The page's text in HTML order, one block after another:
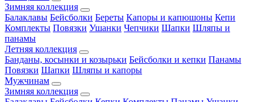
Зимняя коллекция
Балаклавы Бейсболки Береты Капоры и капюшоны Кепи
Комплекты Повязки Ушанки Чепчики Шапки Шляпы и
панамы
Летняя коллекция
Банданы, косынки и козырьки Бейсболки и кепки Панамы
Повязки Шапки Шляпы и капоры
Мужчинам
Зимняя коллекция